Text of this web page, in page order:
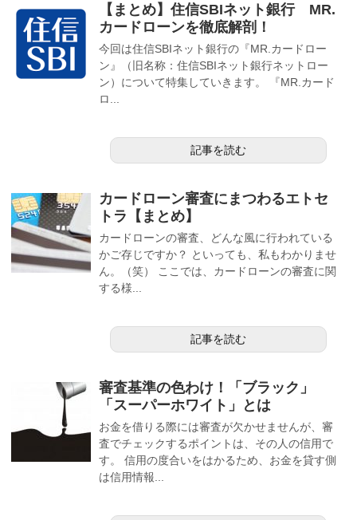
【まとめ】住信SBIネット銀行 MR.
カードローンを徹底解剖！
今回は住信SBIネット銀行の『MR.カードロー
ン』（旧名称：住信SBIネット銀行ネットロー
ン）について特集していきます。 『MR.カード
ロ...
記事を読む
カードローン審査にまつわるエトセ
トラ【まとめ】
カードローンの審査、どんな風に行われている
かご存じですか？ といっても、私もわかりませ
ん。（笑） ここでは、カードローンの審査に関
する様...
記事を読む
審査基準の色わけ！「ブラック」
「スーパーホワイト」とは
お金を借りる際には審査が欠かせませんが、審
査でチェックするポイントは、その人の信用で
す。 信用の度合いをはかるため、お金を貸す側
は信用情報...